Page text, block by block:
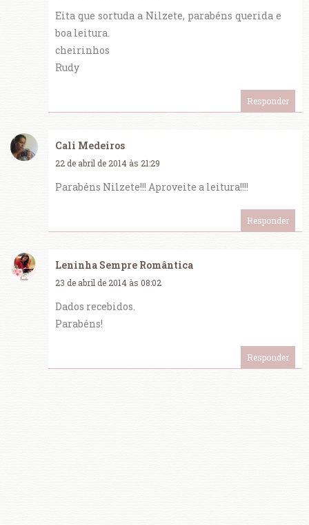
Eita que sortuda a Nilzete, parabéns querida e
boa leitura.
cheirinhos
Rudy
Responder
Cali Medeiros
22 de abril de 2014 às 21:29
Parabéns Nilzete!!! Aproveite a leitura!!!!
Responder
Leninha Sempre Romântica
23 de abril de 2014 às 08:02
Dados recebidos.
Parabéns!
Responder